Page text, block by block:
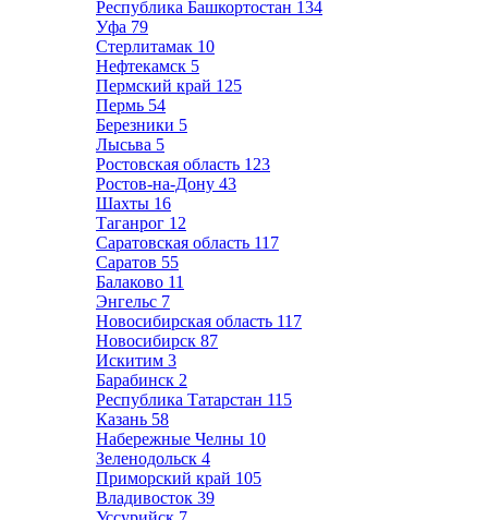
Республика Башкортостан 134
Уфа 79
Стерлитамак 10
Нефтекамск 5
Пермский край 125
Пермь 54
Березники 5
Лысьва 5
Ростовская область 123
Ростов-на-Дону 43
Шахты 16
Таганрог 12
Саратовская область 117
Саратов 55
Балаково 11
Энгельс 7
Новосибирская область 117
Новосибирск 87
Искитим 3
Барабинск 2
Республика Татарстан 115
Казань 58
Набережные Челны 10
Зеленодольск 4
Приморский край 105
Владивосток 39